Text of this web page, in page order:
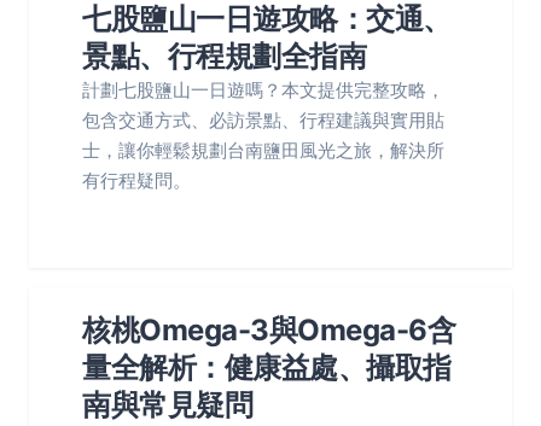
七股鹽山一日遊攻略：交通、
景點、行程規劃全指南
計劃七股鹽山一日遊嗎？本文提供完整攻略，
包含交通方式、必訪景點、行程建議與實用貼
士，讓你輕鬆規劃台南鹽田風光之旅，解決所
有行程疑問。
核桃Omega-3與Omega-6含
量全解析：健康益處、攝取指
南與常見疑問